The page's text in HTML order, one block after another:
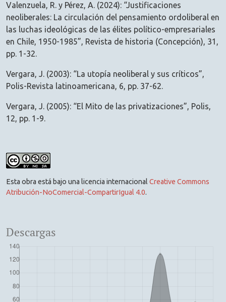
Valenzuela, R. y Pérez, A. (2024): “Justificaciones
neoliberales: La circulación del pensamiento ordoliberal en
las luchas ideológicas de las élites político-empresariales
en Chile, 1950-1985”, Revista de historia (Concepción), 31,
pp. 1-32.
Vergara, J. (2003): “La utopía neoliberal y sus críticos”,
Polis-Revista latinoamericana, 6, pp. 37-62.
Vergara, J. (2005): “El Mito de las privatizaciones”, Polis,
12, pp. 1-9.
Esta obra está bajo una licencia internacional Creative Commons
Atribución-NoComercial-CompartirIgual 4.0.
Descargas